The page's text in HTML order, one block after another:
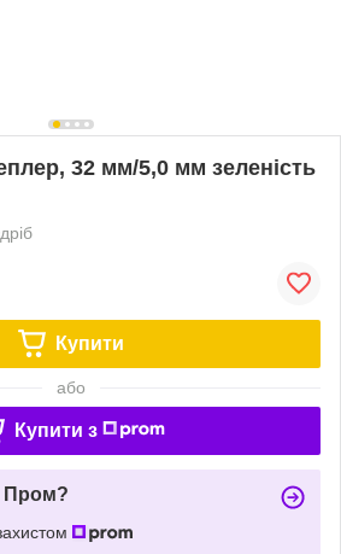
32 мм/5,0 мм зеленість
Купити
або
Купити з
Пром?